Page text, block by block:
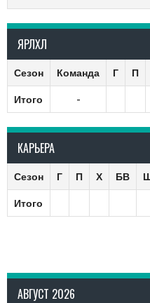
ЯРЛХЛ
Сезон Команда Г П
Итого -
КАРЬЕРА
Сезон Г П Х БВ
Итого
АВГУСТ 2026